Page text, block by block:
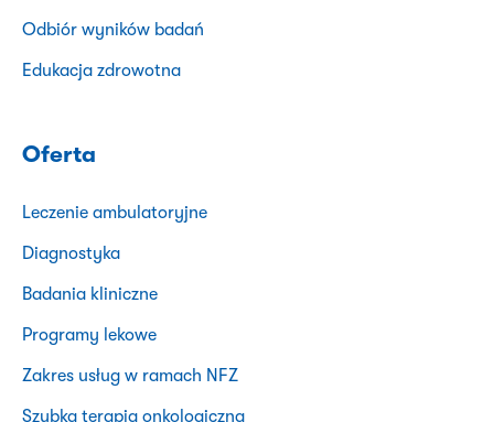
Odbiór wyników badań
Edukacja zdrowotna
Oferta
Leczenie ambulatoryjne
Diagnostyka
Badania kliniczne
Programy lekowe
Zakres usług w ramach NFZ
Szybka terapia onkologiczna